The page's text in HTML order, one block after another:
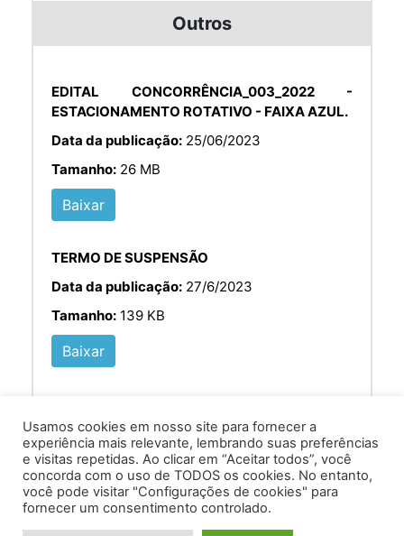
Outros
EDITAL CONCORRÊNCIA_003_2022 -
ESTACIONAMENTO ROTATIVO - FAIXA AZUL.
Data da publicação: 25/06/2023
Tamanho: 26 MB
Baixar
TERMO DE SUSPENSÃO
Data da publicação: 27/6/2023
Tamanho: 139 KB
Baixar
Av. Prof. Armando Alves da Silva, nº 1950 - Zacarias,
Caratinga - MG - 35302-403 / Tel: (33) 3329 8000
Usamos cookies em nosso site para fornecer a
experiência mais relevante, lembrando suas preferências
e visitas repetidas. Ao clicar em “Aceitar todos”, você
concorda com o uso de TODOS os cookies. No entanto,
você pode visitar "Configurações de cookies" para
fornecer um consentimento controlado.